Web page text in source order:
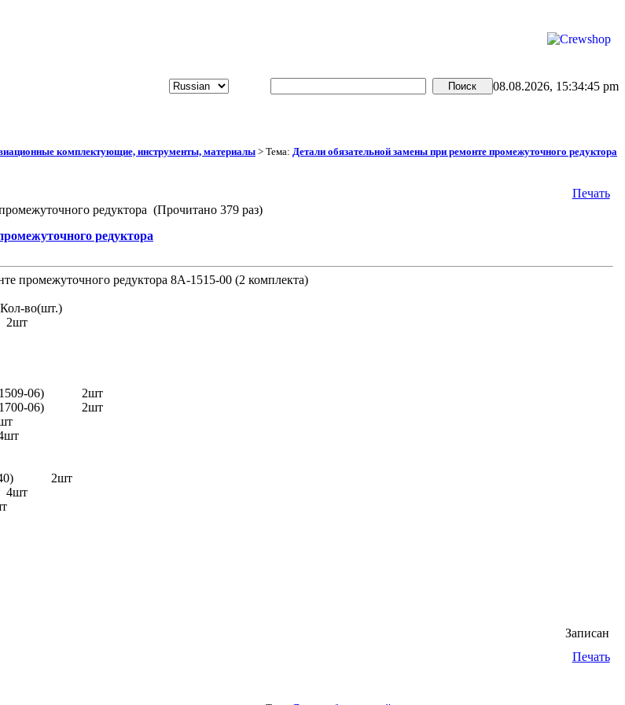
08.08.2026, 15:34:45 pm
комплектующие, инструменты, материалы > Тема: Детали обязательной замены при ремонте промежуточного редуктора
Печать
редуктора (Прочитано 379 раз)
редуктора
промежуточного редуктора 8А-1515-00 (2 комплекта)
во(шт.)
2шт
1509-06) 2шт
1700-06) 2шт
30-40) 2шт
4шт
Записан
Печать